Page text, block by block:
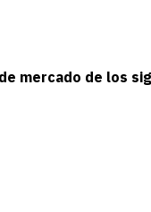
mercado de los